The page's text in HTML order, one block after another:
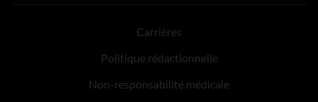
Carrières
Politique rédactionnelle
Non-responsabilité médicale